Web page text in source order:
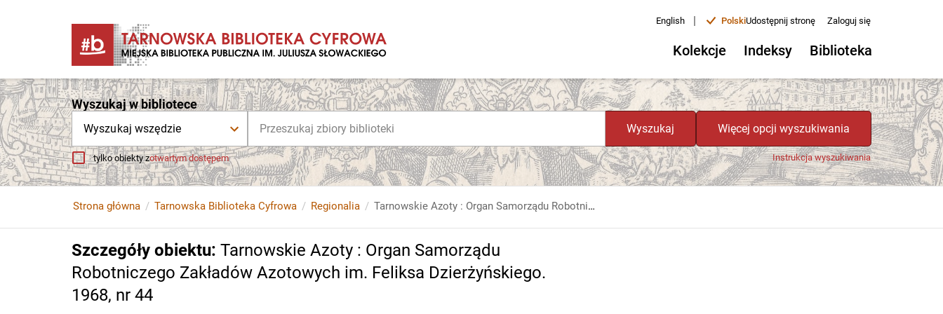
English | PolskiUdostępnij stronę Zaloguj się
Kolekcje Indeksy Biblioteka
Wyszukaj w bibliotece
Wyszukaj wszędzie Wyszukaj Więcej opcji wyszukiwania
tylko obiekty zotwartym dostępem Instrukcja wyszukiwania
Strona główna Tarnowska Biblioteka Cyfrowa Regionalia Tarnowskie Azoty : Organ Samorządu Robotniczego Zakładów Azotowych im. Feliksa Dzierżyńskiego. 1968, nr 44
Szczegóły obiektu: Tarnowskie Azoty : Organ Samorządu
Robotniczego Zakładów Azotowych im. Feliksa Dzierżyńskiego.
1968, nr 44